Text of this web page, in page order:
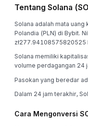
Tentang Solana
Solana adalah mata
Polandia (PLN) di Bybit.
zł277.94108575820525
Solana memiliki
volume perdagangan 24
Pasokan yang beredar
Dalam 24 jam terakhir,
Cara Mengonversi